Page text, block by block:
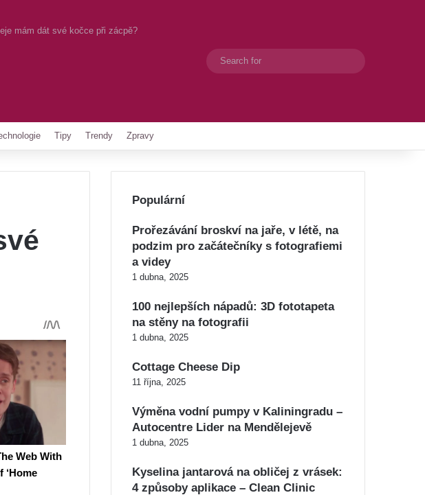
mám dát své kočce při zácpě?
Switch skin
Tipy Trendy Zpravy
Populární
Prořezávání broskví na jaře, v létě, na
podzim pro začátečníky s fotografiemi
a videy
1 dubna, 2025
100 nejlepších nápadů: 3D fototapeta
na stěny na fotografii
1 dubna, 2025
Cottage Cheese Dip
11 října, 2025
Výměna vodní pumpy v Kaliningradu –
Autocentre Lider na Mendělejevě
1 dubna, 2025
Kyselina jantarová na obličej z vrásek:
4 způsoby aplikace – Clean Clinic